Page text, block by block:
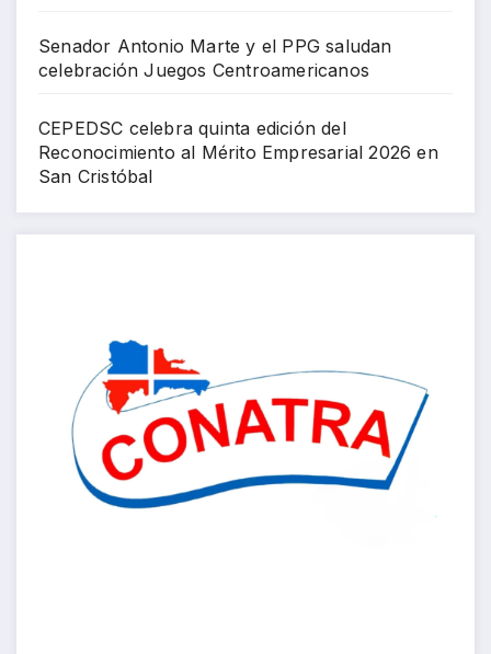
Senador Antonio Marte y el PPG saludan
celebración Juegos Centroamericanos
CEPEDSC celebra quinta edición del
Reconocimiento al Mérito Empresarial 2026 en
San Cristóbal